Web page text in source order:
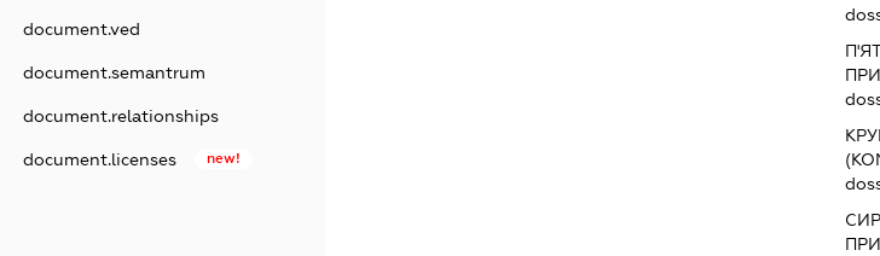
document.ved
document.semantrum
document.relationships
document.licenses new!